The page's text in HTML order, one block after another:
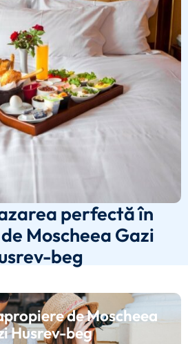
perfectă în
Moscheea Gazi
beg
de Moscheea
Husrev-beg